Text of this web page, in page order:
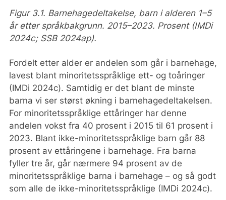
Figur 3.1. Barnehagedeltakelse, barn i alderen 1–5
år etter språkbakgrunn. 2015–2023. Prosent (IMDi
2024c; SSB 2024ap).
Fordelt etter alder er andelen som går i barnehage,
lavest blant minoritetsspråklige ett- og toåringer
(IMDi 2024c). Samtidig er det blant de minste
barna vi ser størst økning i barnehagedeltakelsen.
For minoritetsspråklige ettåringer har denne
andelen vokst fra 40 prosent i 2015 til 61 prosent i
2023. Blant ikke-minoritetsspråklige barn går 88
prosent av ettåringene i barnehage. Fra barna
fyller tre år, går nærmere 94 prosent av de
minoritetsspråklige barna i barnehage – og så godt
som alle de ikke-minoritetsspråklige (IMDi 2024c).